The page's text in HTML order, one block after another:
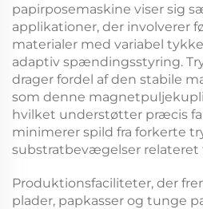
papirposemaskine viser sig
applikationer, der involverer
materialer med variabel
adaptiv spændingsstyring.
drager fordel af den stabile
som denne
hvilket understøtter præcis
minimerer spild fra forkerte
substratbevægelser
Produktionsfaciliteter, der
plader, papkasser og tunge